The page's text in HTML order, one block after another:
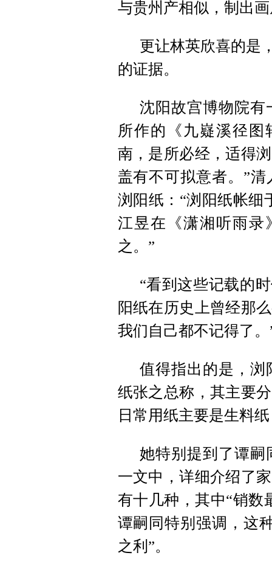
与贵州产相似，制出
更让林英欣喜的是
的证据。
沈阳故宫博物院有
所作的《九嶷溪径
南，是所必经，适得
盖有不可拟意者。”
浏阳纸：“浏阳纸帐细
江昱在《潇湘听雨录
之。”
“看到这些记载的
阳纸在历史上曾经那
我们自己都不记得了。
值得指出的是，浏
纸张之总称，其主要
日常用纸主要是生料
她特别提到了谭嗣
一文中，详细介绍了
有十几种，其中“销数
谭嗣同特别强调，这
之利”。